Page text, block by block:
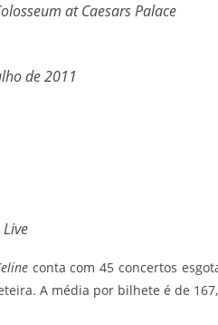
at Caesars Palace
de 2011
Live
conta com 45 concertos
A média por bilhete é de